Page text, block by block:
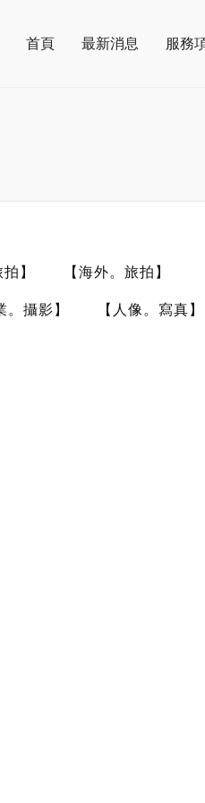
首頁 最新消息 服務
】 【海外。旅拍】
。攝影】 【人像。寫真】